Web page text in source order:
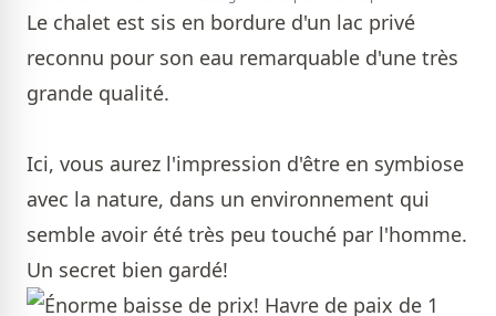
Le chalet est sis en bordure d'un lac privé
reconnu pour son eau remarquable d'une très
grande qualité.
Ici, vous aurez l'impression d'être en symbiose
avec la nature, dans un environnement qui
semble avoir été très peu touché par l'homme.
Un secret bien gardé!